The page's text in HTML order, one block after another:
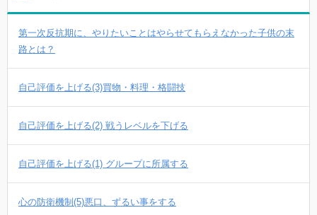
第一次反抗期に、やりたいことはやらせてもらえなかった子供の末
路とは？
自己評価を上げる(3)買物・料理・格闘技
自己評価を上げる(2) 戦うレベルを下げる
自己評価を上げる(1) グループに所属する
心の防衛機制(5)悪口、ずるい事をする